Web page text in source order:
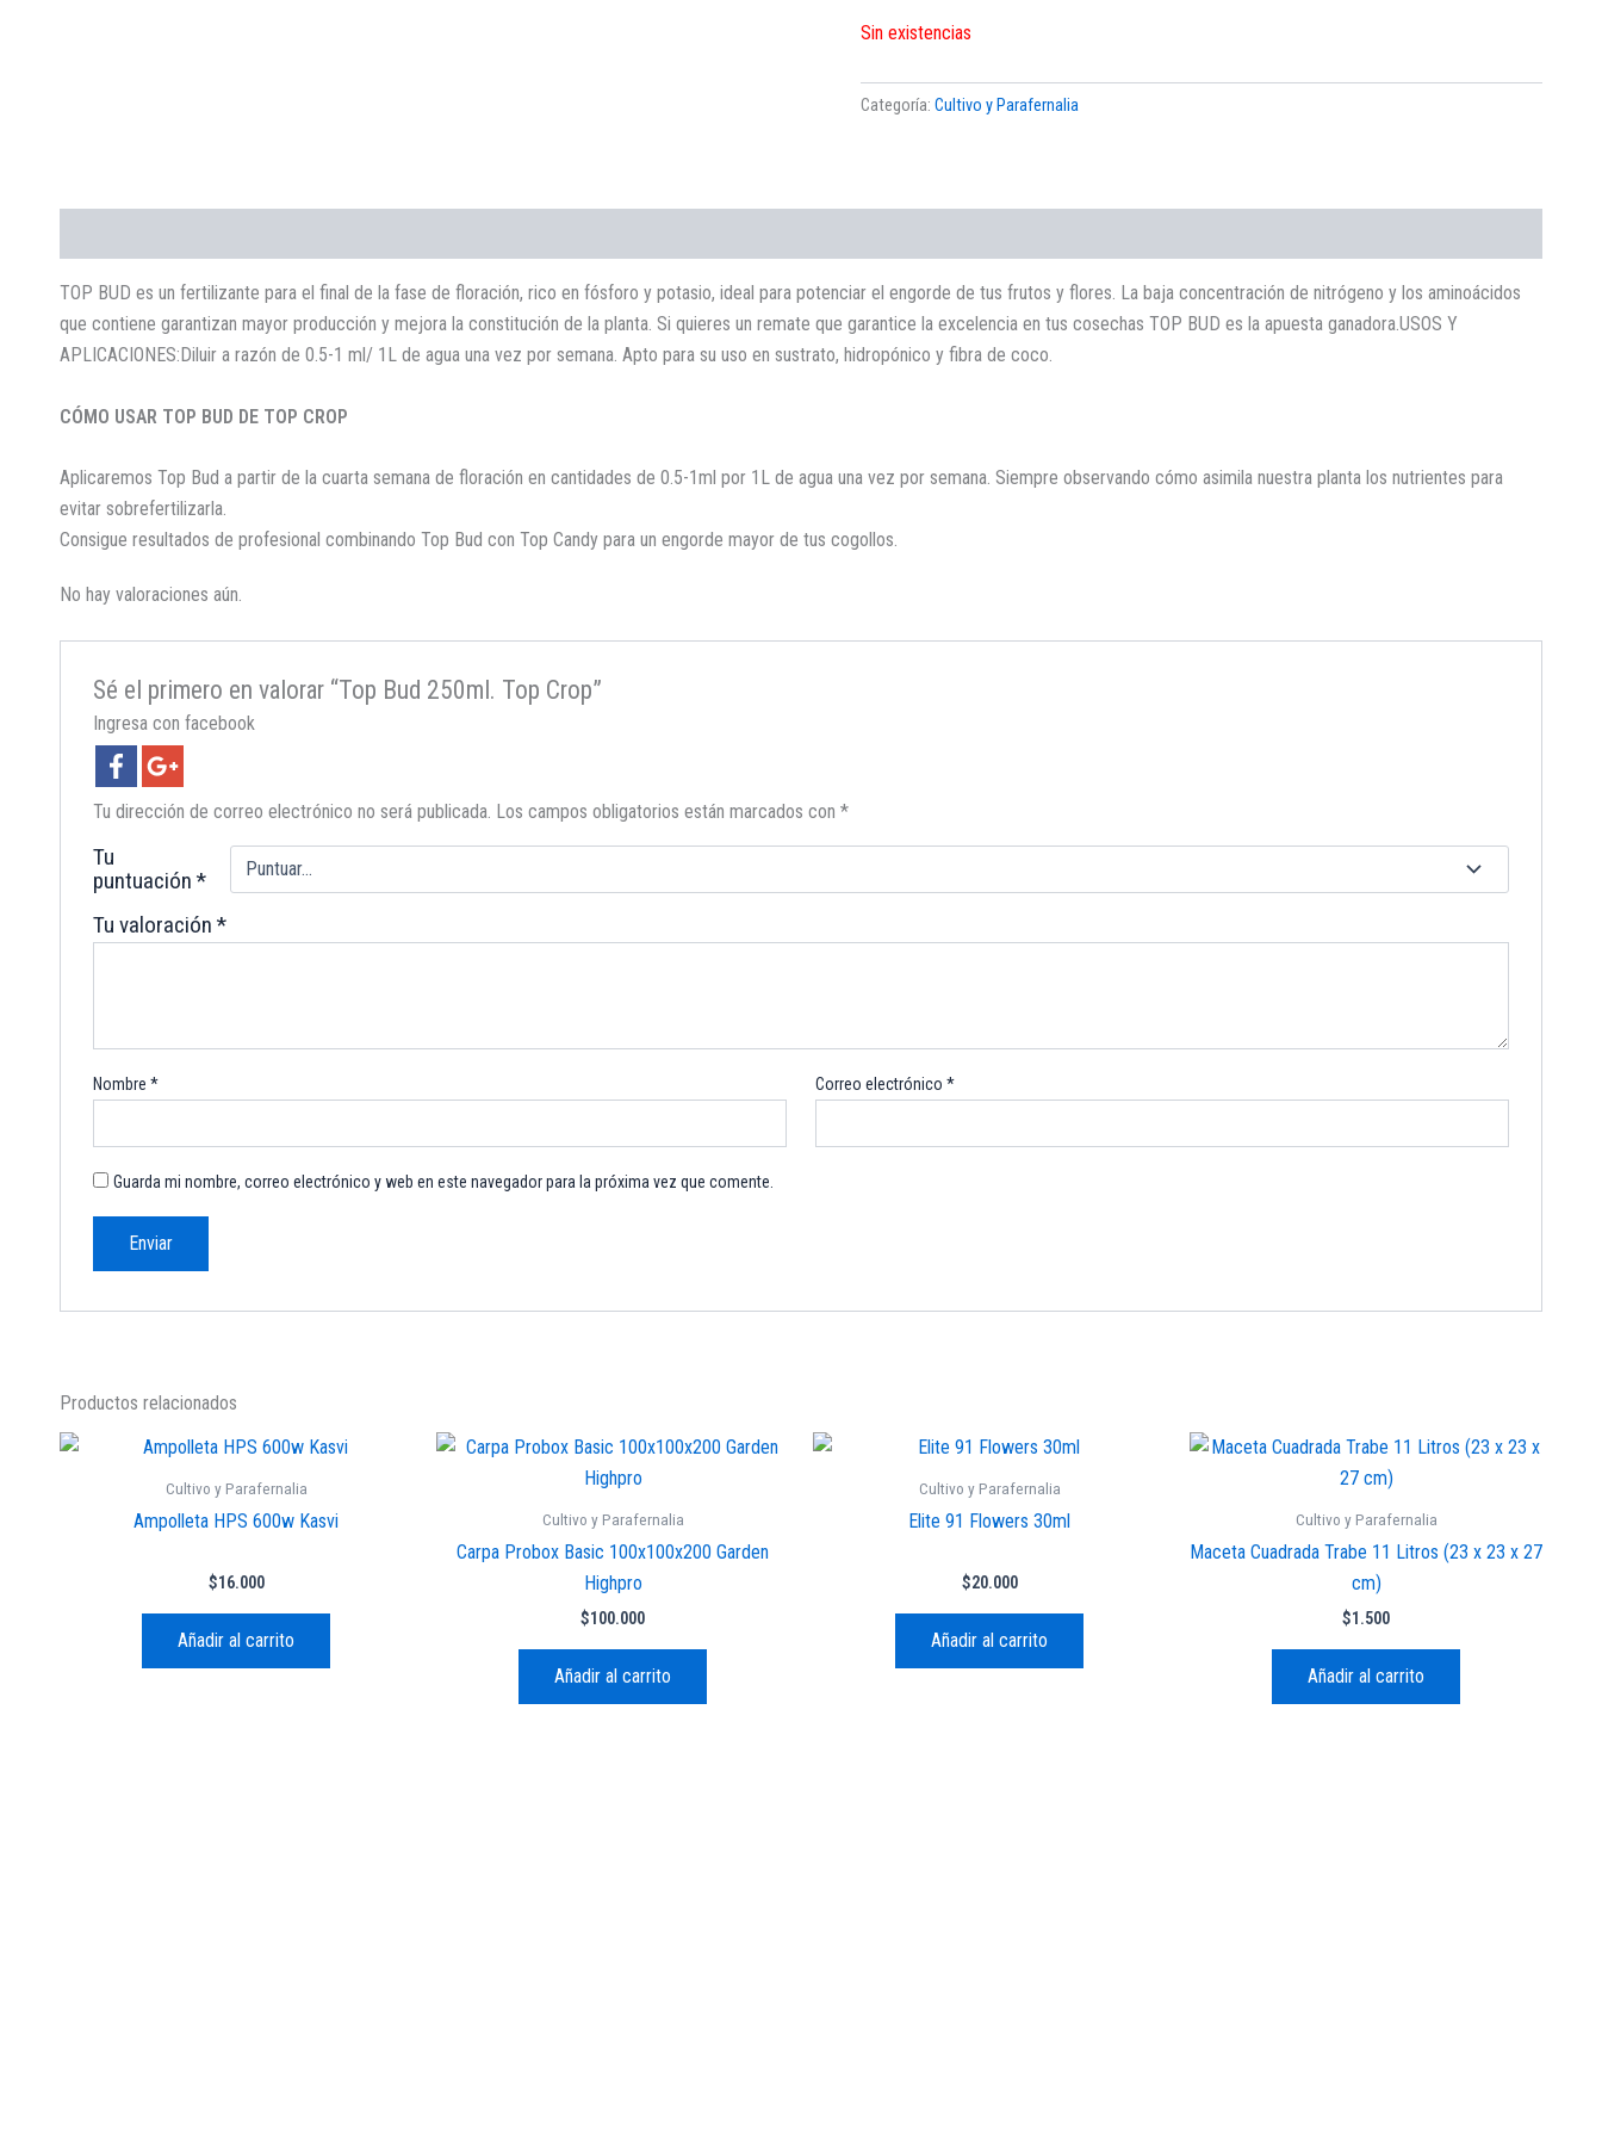
Sin existencias
Categoría: Cultivo y Parafernalia
TOP BUD es un fertilizante para el final de la fase de floración, rico en fósforo y potasio, ideal para potenciar el engorde de tus frutos y flores. La baja concentración de nitrógeno y los aminoácidos
que contiene garantizan mayor producción y mejora la constitución de la planta. Si quieres un remate que garantice la excelencia en tus cosechas TOP BUD es la apuesta ganadora.USOS Y
APLICACIONES:Diluir a razón de 0.5-1 ml/ 1L de agua una vez por semana. Apto para su uso en sustrato, hidropónico y fibra de coco.
CÓMO USAR TOP BUD DE TOP CROP
Aplicaremos Top Bud a partir de la cuarta semana de floración en cantidades de 0.5-1ml por 1L de agua una vez por semana. Siempre observando cómo asimila nuestra planta los nutrientes para
evitar sobrefertilizarla.
Consigue resultados de profesional combinando Top Bud con Top Candy para un engorde mayor de tus cogollos.
No hay valoraciones aún.
Sé el primero en valorar “Top Bud 250ml. Top Crop”
Ingresa con facebook
Tu dirección de correo electrónico no será publicada. Los campos obligatorios están marcados con *
Tu
puntuación *
Tu valoración *
Nombre * Correo electrónico *
Guarda mi nombre, correo electrónico y web en este navegador para la próxima vez que comente.
Productos relacionados
Cultivo y Parafernalia
Ampolleta HPS 600w Kasvi
$16.000
Añadir al carrito
Cultivo y Parafernalia
Carpa Probox Basic 100x100x200 Garden
Highpro
$100.000
Añadir al carrito
Cultivo y Parafernalia
Elite 91 Flowers 30ml
$20.000
Añadir al carrito
Cultivo y Parafernalia
Maceta Cuadrada Trabe 11 Litros (23 x 23 x 27
cm)
$1.500
Añadir al carrito